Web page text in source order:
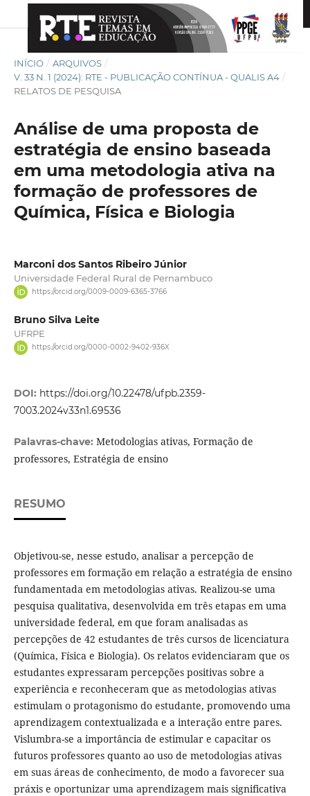
INÍCIO / ARQUIVOS /
V. 33 N. 1 (2024): RTE - PUBLICAÇÃO CONTÍNUA - QUALIS A4 /
RELATOS DE PESQUISA
Análise de uma proposta de
estratégia de ensino baseada
em uma metodologia ativa na
formação de professores de
Química, Física e Biologia
Marconi dos Santos Ribeiro Júnior
Universidade Federal Rural de Pernambuco
https://orcid.org/0009-0009-6365-3766
Bruno Silva Leite
UFRPE
https://orcid.org/0000-0002-9402-936X
DOI: https://doi.org/10.22478/ufpb.2359-
7003.2024v33n1.69536
Palavras-chave: Metodologias ativas, Formação de
professores, Estratégia de ensino
RESUMO
Objetivou-se, nesse estudo, analisar a percepção de
professores em formação em relação a estratégia de ensino
fundamentada em metodologias ativas. Realizou-se uma
pesquisa qualitativa, desenvolvida em três etapas em uma
universidade federal, em que foram analisadas as
percepções de 42 estudantes de três cursos de licenciatura
(Química, Física e Biologia). Os relatos evidenciaram que os
estudantes expressaram percepções positivas sobre a
experiência e reconheceram que as metodologias ativas
estimulam o protagonismo do estudante, promovendo uma
aprendizagem contextualizada e a interação entre pares.
Vislumbra-se a importância de estimular e capacitar os
futuros professores quanto ao uso de metodologias ativas
em suas áreas de conhecimento, de modo a favorecer sua
práxis e oportunizar uma aprendizagem mais significativa